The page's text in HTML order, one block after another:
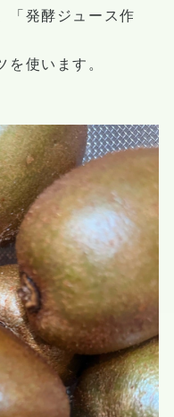
「発酵ジュース作
を使います。